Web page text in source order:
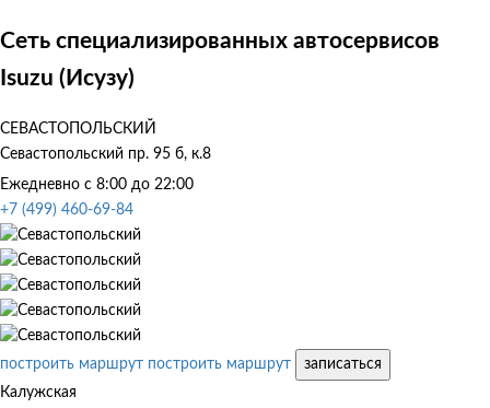
Сеть специализированных автосервисов
Isuzu (Исузу)
СЕВАСТОПОЛЬСКИЙ
Севастопольский пр. 95 б, к.8
Ежедневно с 8:00 до 22:00
+7 (499) 460-69-84
построить маршрут построить маршрут
записаться
Калужская